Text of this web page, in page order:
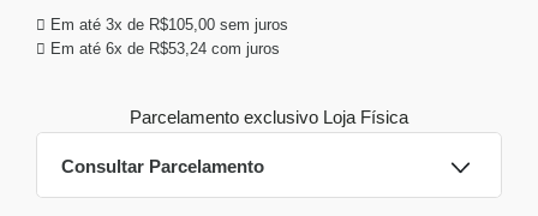
Em até 3x de R$105,00 sem juros
Em até 6x de R$53,24 com juros
Parcelamento exclusivo Loja Física
Consultar Parcelamento